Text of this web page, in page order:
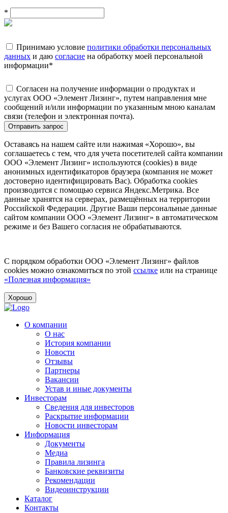
*
Принимаю условие политики обработки персональных
данных и даю согласие на обработку моей персональной
информации*
Согласен на получение информации о продуктах и
услугах ООО «Элемент Лизинг», путем направления мне
сообщений и/или информации по указанным мною каналам
связи (телефон и электронная почта).
Отправить запрос
Оставаясь на нашем сайте или нажимая «Хорошо», вы
соглашаетесь с тем, что для учета посетителей сайта компании
ООО «Элемент Лизинг» используются (cookies) в виде
анонимных идентификаторов браузера (компания не может
достоверно идентифицировать Вас). Обработка cookies
производится с помощью сервиса Яндекс.Метрика. Все
данные хранятся на серверах, размещённых на территории
Российской Федерации. Другие Ваши персональные данные
сайтом компании ООО «Элемент Лизинг» в автоматическом
режиме и без Вашего согласия не обрабатываются.
С порядком обработки ООО «Элемент Лизинг» файлов
cookies можно ознакомиться по этой ссылке или на странице
«Полезная информация»
Хорошо
О компании
О нас
История компании
Новости
Отзывы
Партнеры
Вакансии
Устав и иные документы
Инвесторам
Сведения для инвесторов
Раскрытие информации
Новости инвесторам
Информация
Документы
Медиа
Правила лизинга
Банковские реквизиты
Рекомендации
Видеоинструкции
Каталог
Контакты